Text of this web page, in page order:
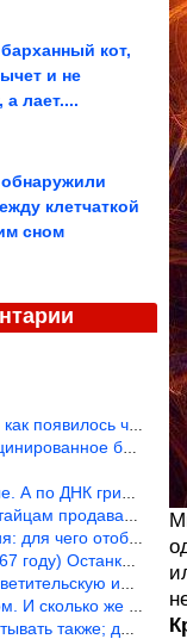
кот,
и не
а лает....
клетчаткой
сном
и для чего оно сущ
умирает существенно ча
имеются сведения из
фуфайки.
или просто похвастались.
телебашня была самым в
информацию.
готовит Просвещень
сна сгущает кровото